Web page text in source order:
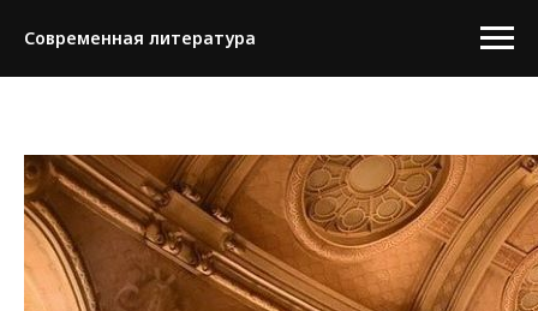
Современная литература